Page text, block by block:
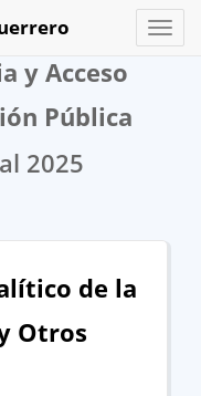
Toggle
y Acceso
Pública
2025
de la
Otros